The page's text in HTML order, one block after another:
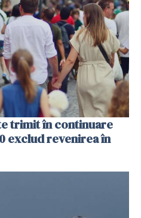
trimit în continuare
exclud revenirea în